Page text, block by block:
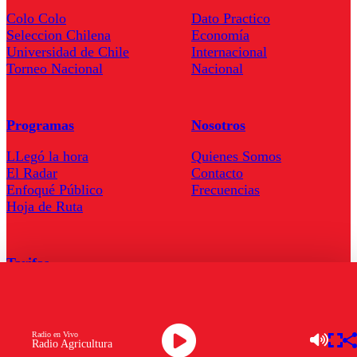
Radio Agricultura
Radio en Vivo
Colo Colo
Seleccion Chilena
Universidad de Chile
Torneo Nacional
Dato Practico
Economía
Internacional
Nacional
Programas
LLegó la hora
El Radar
Enfoqué Público
Hoja de Ruta
Nosotros
Quienes Somos
Contacto
Frecuencias
Tarifas